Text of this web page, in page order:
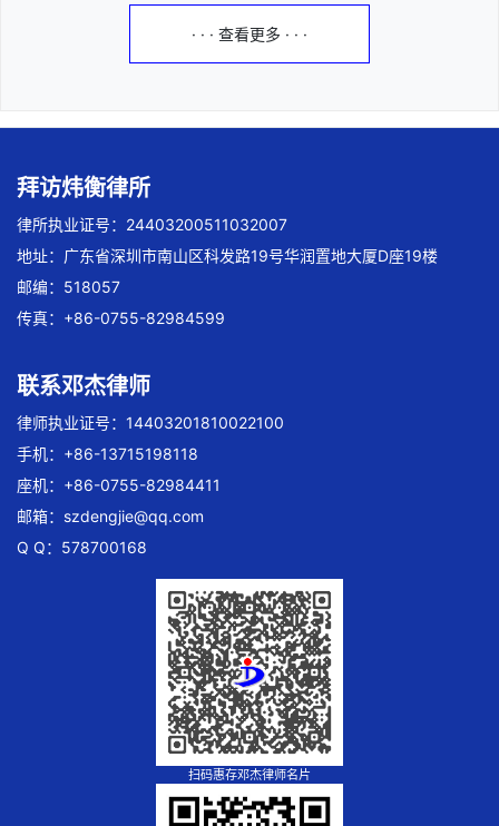
· · · 查看更多 · · ·
拜访炜衡律所
律所执业证号：24403200511032007
地址：广东省深圳市南山区科发路19号华润置地大厦D座19楼
邮编：518057
传真：+86-0755-82984599
联系邓杰律师
律师执业证号：14403201810022100
手机：+86-13715198118
座机：+86-0755-82984411
邮箱： szdengjie@qq.com
Q Q：578700168
扫码惠存邓杰律师名片